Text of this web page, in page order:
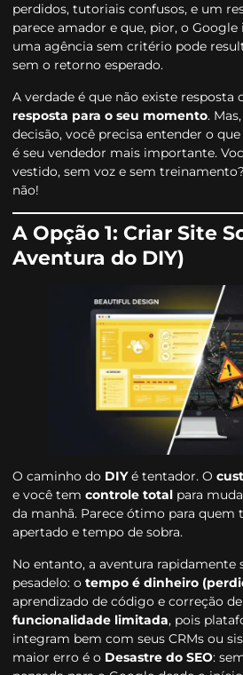
perdidos, tutoriais confusos, e um
parece amador e que, pior, o
uma agência sem critério pode
sem o retorno esperado.
A verdade é que não existe resposta
resposta para o seu momento.
decisão, você precisa entender o
é seu vendedor mais importante.
vestido, sem voz e sem
não!
A Opção 1: Criar Site
Aventura do DIY)
O caminho do DIYé tentador. O
e você tem controle total para
da manhã. Parece ótimo para
apertado e tempo de sobra.
No entanto, a aventura rapidamente
pesadelo: o tempo é dinheiro
aprendizado de código e correção
funcionalidade limitada, pois
integram bem com seus CRMs ou
maior erro é o Desastre do SEO: